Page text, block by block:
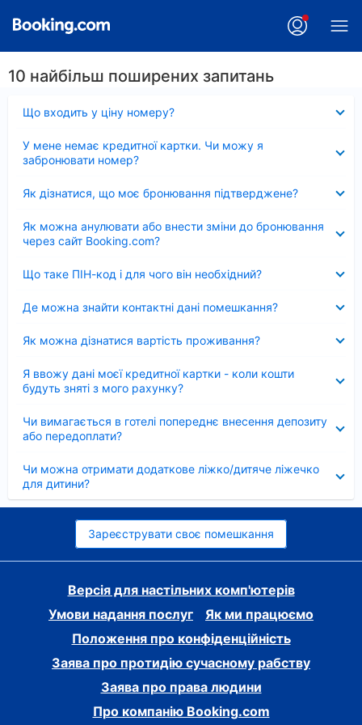
10 найбільш поширених запитань
Що входить у ціну номеру?
У мене немає кредитної картки. Чи можу я
забронювати номер?
Як дізнатися, що моє бронювання підтверджене?
Як можна анулювати або внести зміни до бронювання
через сайт Booking.com?
Що таке ПІН-код і для чого він необхідний?
Де можна знайти контактні дані помешкання?
Як можна дізнатися вартість проживання?
Я ввожу дані моєї кредитної картки - коли кошти
будуть зняті з мого рахунку?
Чи вимагається в готелі попереднє внесення депозиту
або передоплати?
Чи можна отримати додаткове ліжко/дитяче ліжечко
для дитини?
Зареєструвати своє помешкання
Версія для настільних комп'ютерів
Умови надання послуг
Як ми працюємо
Положення про конфіденційність
Заява про протидію сучасному рабству
Заява про права людини
Про компанію Booking.com